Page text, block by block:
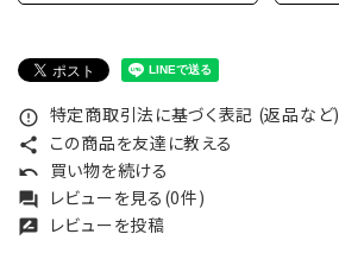
error_outline 特定商取引法に基づく表記 (返品など)
share この商品を友達に教える
undo 買い物を続ける
forum レビューを見る(0件)
rate_review レビューを投稿